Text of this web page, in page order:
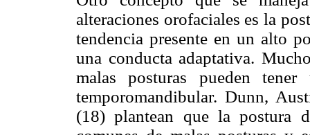
alteraciones orofaciales es la
tendencia presente en un alto
una conducta adaptativa.
malas posturas pueden
temporomandibular. Dunn,
(18) plantean que la postura